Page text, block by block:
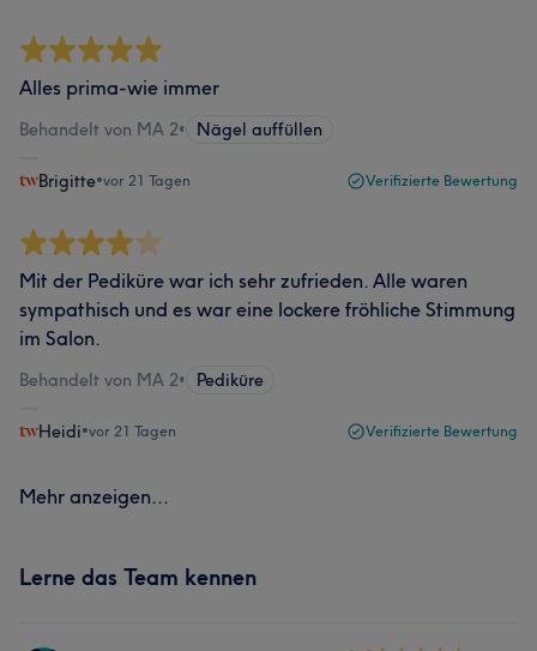
Alles prima-wie immer
Behandelt von MA 2• Nägel auffüllen
Brigitte•vor 21 Tagen Verifizierte Bewertung
Mit der Pediküre war ich sehr zufrieden. Alle waren
sympathisch und es war eine lockere fröhliche Stimmung
im Salon.
Behandelt von MA 2• Pediküre
Heidi•vor 21 Tagen Verifizierte Bewertung
Mehr anzeigen...
Lerne das Team kennen